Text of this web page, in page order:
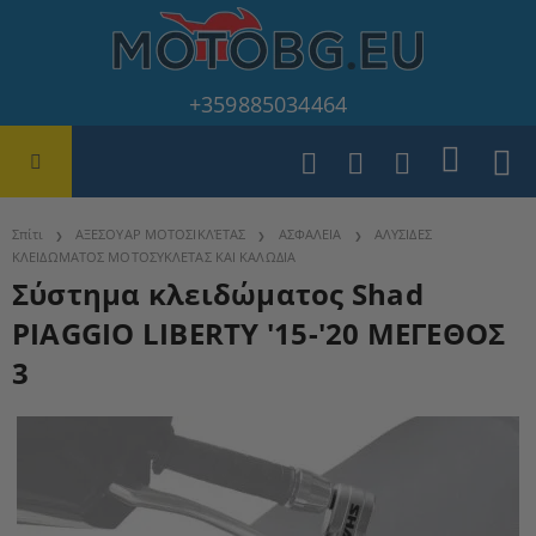
+359885034464
Σπίτι ΑΞΕΣΟΥΑΡ ΜΟΤΟΣΙΚΛΈΤΑΣ ΑΣΦΑΛΕΙΑ
ΑΛΥΣΙΔΕΣ
ΚΛΕΙΔΩΜΑΤΟΣ ΜΟΤΟΣΥΚΛΕΤΑΣ ΚΑΙ ΚΑΛΩΔΙΑ
Σύστημα κλειδώματος Shad
PIAGGIO LIBERTY '15-'20 ΜΕΓΕΘΟΣ
3